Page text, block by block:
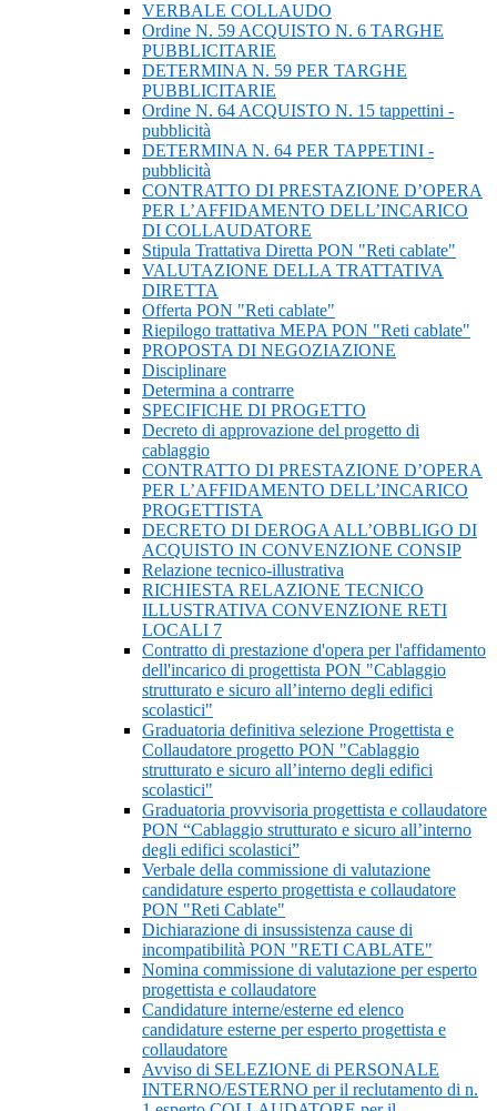
VERBALE COLLAUDO
Ordine N. 59 ACQUISTO N. 6 TARGHE
PUBBLICITARIE
DETERMINA N. 59 PER TARGHE
PUBBLICITARIE
Ordine N. 64 ACQUISTO N. 15 tappettini -
pubblicità
DETERMINA N. 64 PER TAPPETINI -
pubblicità
CONTRATTO DI PRESTAZIONE D’OPERA
PER L’AFFIDAMENTO DELL’INCARICO
DI COLLAUDATORE
Stipula Trattativa Diretta PON "Reti cablate"
VALUTAZIONE DELLA TRATTATIVA
DIRETTA
Offerta PON "Reti cablate"
Riepilogo trattativa MEPA PON "Reti cablate"
PROPOSTA DI NEGOZIAZIONE
Disciplinare
Determina a contrarre
SPECIFICHE DI PROGETTO
Decreto di approvazione del progetto di
cablaggio
CONTRATTO DI PRESTAZIONE D’OPERA
PER L’AFFIDAMENTO DELL’INCARICO
PROGETTISTA
DECRETO DI DEROGA ALL’OBBLIGO DI
ACQUISTO IN CONVENZIONE CONSIP
Relazione tecnico-illustrativa
RICHIESTA RELAZIONE TECNICO
ILLUSTRATIVA CONVENZIONE RETI
LOCALI 7
Contratto di prestazione d'opera per l'affidamento
dell'incarico di progettista PON "Cablaggio
strutturato e sicuro all’interno degli edifici
scolastici"
Graduatoria definitiva selezione Progettista e
Collaudatore progetto PON "Cablaggio
strutturato e sicuro all’interno degli edifici
scolastici"
Graduatoria provvisoria progettista e collaudatore
PON “Cablaggio strutturato e sicuro all’interno
degli edifici scolastici”
Verbale della commissione di valutazione
candidature esperto progettista e collaudatore
PON "Reti Cablate"
Dichiarazione di insussistenza cause di
incompatibilità PON "RETI CABLATE"
Nomina commissione di valutazione per esperto
progettista e collaudatore
Candidature interne/esterne ed elenco
candidature esterne per esperto progettista e
collaudatore
Avviso di SELEZIONE di PERSONALE
INTERNO/ESTERNO per il reclutamento di n.